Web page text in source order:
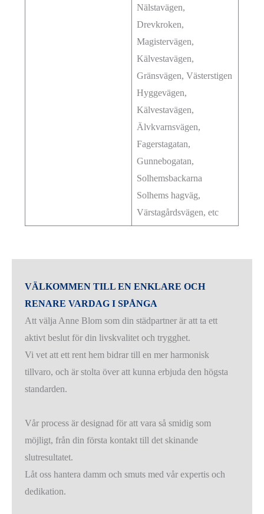
Nälstavägen,
Drevkroken,
Magistervägen,
Kälvestavägen,
Gränsvägen, Västerstigen
Hyggevägen,
Kälvestavägen,
Älvkvarnsvägen,
Fagerstagatan,
Gunnebogatan,
Solhemsbackarna
Solhems hagväg,
Värstagårdsvägen, etc
VÄLKOMMEN TILL EN ENKLARE OCH
RENARE VARDAG I SPÅNGA
Att välja Anne Blom som din städpartner är att ta ett
aktivt beslut för din livskvalitet och trygghet.
Vi vet att ett rent hem bidrar till en mer harmonisk
tillvaro, och är stolta över att kunna erbjuda den högsta
standarden.
Vår process är designad för att vara så smidig som
möjligt, från din första kontakt till det skinande
slutresultatet.
Låt oss hantera damm och smuts med vår expertis och
dedikation.